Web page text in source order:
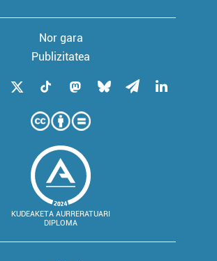
Nor gara
Publizitatea
KUDEAKETA AURRERATUARI
DIPLOMA